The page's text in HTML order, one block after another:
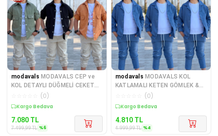
modavals MODAVALS CEP ve
KOL DETAYLI DÜĞMELİ CEKET
BASKILI TİŞÖRT ve KARGO
(0)
Kargo Bedava
7.080 TL
7.499,99TL %6
modavals MODAVALS KOL
KATLAMALI KETEN GÖMLEK &
BELİ LASTİKLİ KETEN PANTOLO
(0)
Kargo Bedava
4.810 TL
4.999,99TL %4